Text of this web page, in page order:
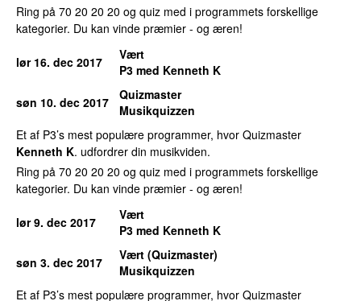
Ring på 70 20 20 20 og quiz med i programmets forskellige
kategorier. Du kan vinde præmier - og æren!
lør 16. dec 2017
Vært
P3 med Kenneth K
søn 10. dec 2017
Quizmaster
Musikquizzen
Et af P3’s mest populære programmer, hvor Quizmaster
Kenneth K. udfordrer din musikviden.
Ring på 70 20 20 20 og quiz med i programmets forskellige
kategorier. Du kan vinde præmier - og æren!
lør 9. dec 2017
Vært
P3 med Kenneth K
søn 3. dec 2017
Vært (Quizmaster)
Musikquizzen
Et af P3’s mest populære programmer, hvor Quizmaster